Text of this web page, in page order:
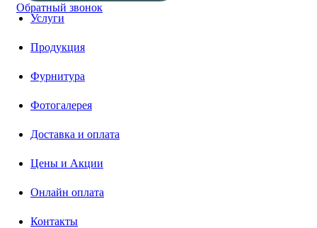
Обратный звонок
Услуги
Продукция
Фурнитура
Фотогалерея
Доставка и оплата
Цены и Акции
Онлайн оплата
Контакты